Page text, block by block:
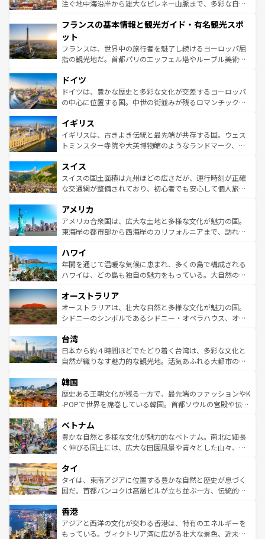
ピザやパスタなど、絶品のイタリア料理を堪能することも
ませてくれるイタリアで、忘れられない旅をしてみよう！
なお、新着のイタリア情報は
しい。
注ぐ地中海沿岸から雄大なピレネー山脈まで、多彩な自然
文化が根付くこの国では、情熱的なフラメンコ、熱気あふ
れる闘牛、そして美味しいタパスが生活の一部となってい
る。首都マドリードの洗練された雰囲気や、バルセロナの
アートに溢れた街角から、地方では古代ローマ遺跡や中世
せる。地方によって風土や気候が異なるスペインはその個
性で訪れる人を魅了する。 なお、新着のスペイン情報は コ
ンテンツ一覧を参照してほしい。
フランスの基本情報と観光ガイド・有名観光スポ
ット
フランスは、世界中の旅行者を魅了し続けるヨーロッパ屈
指の観光地だ。首都パリのエッフェル塔やルーブル美術館
で、幅広い魅力が詰まっている。華麗な宮殿、歴史的な大
聖堂、美しいビーチ、そして豊かな自然が、訪れる者を心
から魅了する。また、フランスは美食の国としても知ら
いる。シャンパンの発祥地であるランス、プロヴァンスの
香り高いラベンダー畑など、多彩な楽しみ方が可能だ。さ
らに、パリ以外の地域にも魅力が溢れており、どの街角に
れる地方に足を運ぶとそれぞれで全く異なる文化を体験で
きるだろう。 なお、新着のフランス情報はコンテンツ一覧
を参照してほしい。
ドイツ
ドイツは、豊かな歴史と多彩な文化が交差するヨーロッパ
の中心に位置する国。中世の街並みが残るロマンチック街
顔を持つこの国は、どこを歩いても飽きることがない。ベ
ルリンの文化的活気、バイエルン州のアルプスの絶景、そ
してライン川沿いのワイン畑といった風景は必見。ビール
は、お酒好きな人にはぜひ体験してほしい。 なお、新着の
ドイツ情報はコンテンツ一覧を参照してほしい。
イギリス
イギリスは、古きよき伝統と最先端が共存する国。ウェス
トミンスター寺院や大英博物館のようなランドマーク、歴
リアごとに異なる魅力がある。また、優雅なアフタヌーン
ティー、ビール好きにはたまらない英国パブ、サッカー観
戦など、本場だからこそできる体験も豊富。イギリスを旅
ンツ一覧を参照してほしい。
スイス
スイスの国土面積は九州ほどの広さだが、運行時刻が正確
な交通網が整備されており、初心者でも安心して個人旅行
の建物がそのまま残る町や、スイスならではのユニークな
博物館もあり、アルプス観光だけでなく町歩きも満喫する
ことができる。国民の所得が高いため物価も高いが、旅行
ば市内交通費無料で観光を楽しむこともできる。 なお、新
着のスイス情報はコンテンツ一覧 を参照してほしい。
アメリカ
アメリカ合衆国は、広大な土地と多様な文化が魅力の国。
東海岸の都市部から西海岸のカリフォルニアまで、訪れる
のような巨大都市は、観光、ショッピング、エンターテイ
ンメントが詰まった刺激的なスポットだ。一方、アメリカ
西部には大自然が広がり、グランドキャニオンやイエロー
部のニューオーリンズでは、音楽と美食が融合した独特の
文化が魅力。旅行者はアメリカの各地域で異なる魅力を楽
しみながら、その多様性と豊かな歴史を感じることができ
ならではの贅沢な旅のスタイルだ。 なお、新着のアメリカ
情報はコンテンツ一覧を参照してほしい。
ハワイ
年間を通じて温暖な気候に恵まれ、多くの島で構成される
ハワイは、どの島も独自の魅力をもっている。大自然の神
ワイ島は見逃せない。また、定番の観光地といえばオアフ
島だが、静かな自然を求めるならマウイ島やカウアイ島が
おすすめ。エメラルドグリーンに輝く海をはじめ、豊かな
れるおもてなしの心で訪れる人々を迎えてくれるハワイの
人々、おいしいローカルフードやハワイアンミュージッ
ク、伝統的なフラダンスなど、すべてがハワイの魅力を彩
ワイを、存分に味わってほしい。 なお、新着のハワイ情報
はコンテンツ一覧を参照してほしい。
オーストラリア
オーストラリアは、壮大な自然と多様な文化が魅力の国。
シドニーのシンボルであるシドニー・オペラハウス、オー
リアリーフや大陸中央部にそびえるウルル（エアーズロッ
ク）、タスマニアの美しい原生林やケアンズの熱帯雨林な
ど、見どころがたくさん。また、カフェやワイン、オージ
いる。アクティビティも充実しており、サーフィンやダイ
ビング、ハイキングなど、アウトドア好きにはたまらな
い。オーストラリアの多彩な魅力を存分に味わいつくそ
参照してほしい。
台湾
日本から約４時間ほどでたどり着く台湾は、多彩な文化と
自然が織りなす魅力的な観光地。活気あふれる大都市の台
ン）、静ひつな山岳地帯である台湾東部など、都市の喧騒
と山間の静けさが共存しており、訪れる人に新しい発見と
驚きをもたらしてくれる。また、奥深い台湾の食文化も魅
容にもいいと評判のスイーツなど、バラエティ豊かな料理
が味わえる。 なお、新着の台湾情報は コンテンツ一覧を参
照してほしい。
韓国
歴史ある王朝文化が残る一方で、最先端のファッションやK
-POPで世界を席巻している韓国。首都ソウルの宮殿や伝統
き、地方に足を延ばせば四季折々の自然美を楽しむことが
できる。そして、キムチや焼肉、絶品のストリートフード
まで、さまざまな韓国料理が待っている。夜には、韓国な
リティに包まれながら、韓国の多彩な魅力を心ゆくまで味
わってみてほしい。 なお、新着の韓国情報はコンテンツ一
覧を参照してほしい。
ベトナム
豊かな自然と多様な文化が魅力的なベトナム。南北に細長
く伸びる国土には、広大な田園風景や青々とした山々、世
急速な発展と共に伝統が息づく。ハノイの古い町並みやホ
ーチミン市のフランス統治時代の建物も、独特の雰囲気を
醸し出している。また、バラエティの豊かさとおいしさで
とつ。フォーやバインミー、ベトナムコーヒーなどは、ぜ
ひ現地で味わいたい。どの地域を訪れてもあたたかい人々
が旅行者を迎えてくれるので、きっと忘れられない旅にな
タイ
タイは、東南アジアに位置する豊かな自然と歴史が息づく
国だ。首都バンコクは高層ビルが立ち並ぶ一方、伝統的な
の活気が交差している。北部ではチェンマイなどの山岳地
帯で自然と触れ合い、南部ではプーケットやクラビの美し
いビーチでリゾート気分を楽しむことができる。タイ料理
香港
アジアと西洋の文化が交わる香港は、特有のエネルギーを
もっている。ヴィクトリア湾に広がる壮大な景色、近未来